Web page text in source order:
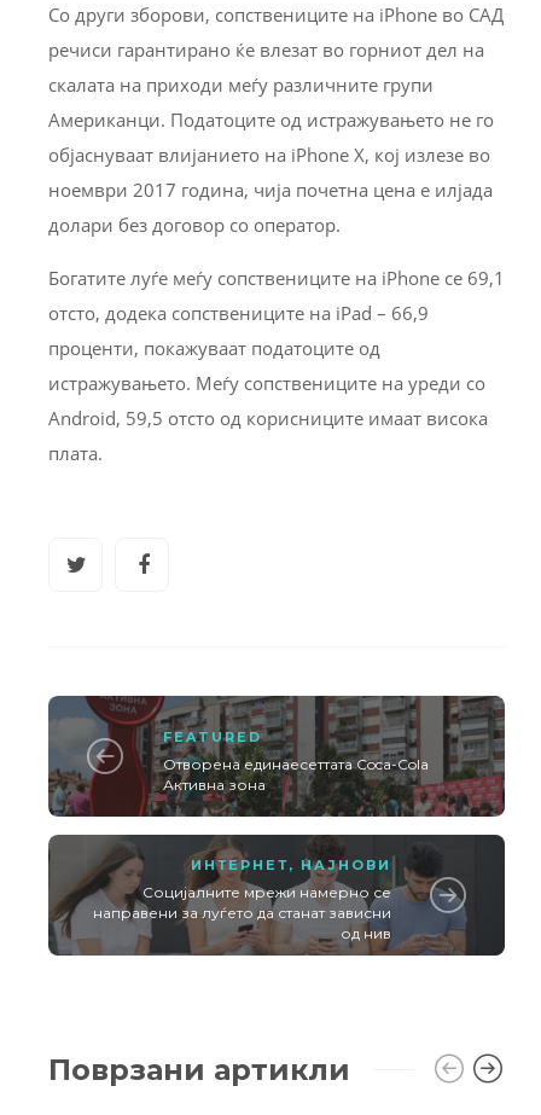
Со други зборови, сопствениците на iPhone во САД
речиси гарантирано ќе влезат во горниот дел на
скалата на приходи меѓу различните групи
Американци. Податоците од истражувањето не го
објаснуваат влијанието на iPhone Х, кој излезе во
ноември 2017 година, чија почетна цена е илјада
долари без договор со оператор.
Богатите луѓе меѓу сопствениците на iPhone се 69,1
отсто, додека сопствениците на iPad – 66,9
проценти, покажуваат податоците од
истражувањето. Меѓу сопствениците на уреди со
Android, 59,5 отсто од корисниците имаат висока
плата.
FEATURED
Отворена единаесеттата Coca-Cola
Активна зона
ИНТЕРНЕТ, НАЈНОВИ
Социјалните мрежи намерно се
направени за луѓето да станат зависни
од нив
Поврзани артикли